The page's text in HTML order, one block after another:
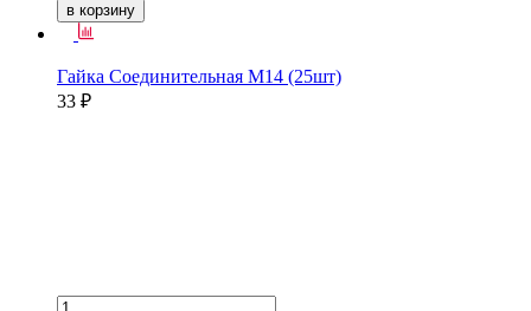
в корзину
Гайка Соединительная М14 (25шт)
33 ₽